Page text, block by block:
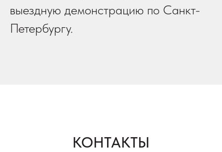
выездную демонстрацию по Санкт-
Петербургу.
КОНТАКТЫ